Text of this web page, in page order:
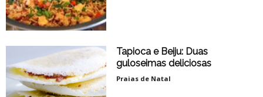
Tapioca e Beiju: Duas
guloseimas deliciosas
Praias de Natal